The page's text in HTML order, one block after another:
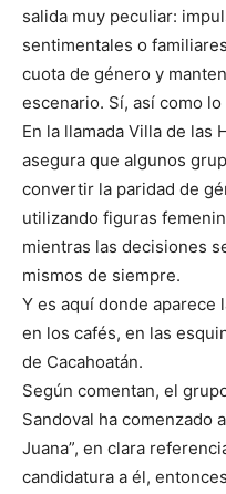
salida muy peculiar:
sentimentales o
cuota de género y
escenario. Sí, así como lo
En la llamada Villa de las
asegura que algunos
convertir la paridad de
utilizando figuras
mientras las decisiones
mismos de siempre.
Y es aquí donde aparece
en los cafés, en las
de Cacahoatán.
Según comentan, el
Sandoval ha comenzado
Juana”, en clara
candidatura a él,